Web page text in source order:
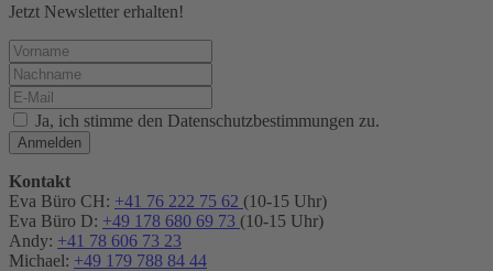
Jetzt Newsletter erhalten!
Ja, ich stimme den Datenschutzbestimmungen zu.
Anmelden
Kontakt
Eva Büro CH: +41 76 222 75 62 (10-15 Uhr)
Eva Büro D: +49 178 680 69 73 (10-15 Uhr)
Andy: +41 78 606 73 23
Michael: +49 179 788 84 44